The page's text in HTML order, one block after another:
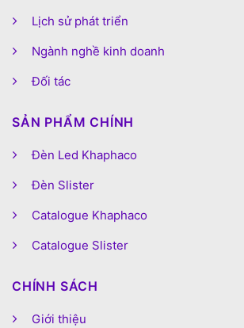
Lịch sử phát triển
Ngành nghề kinh doanh
Đối tác
SẢN PHẨM CHÍNH
Đèn Led Khaphaco
Đèn Slister
Catalogue Khaphaco
Catalogue Slister
CHÍNH SÁCH
Giới thiệu